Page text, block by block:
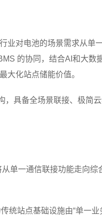
业对电池的场景需求从单
的协同，结合AI和大数
大化站点储能价值。
具备全场景联接、极简
单一通信联接功能走向综
站点基础设施由“单一业